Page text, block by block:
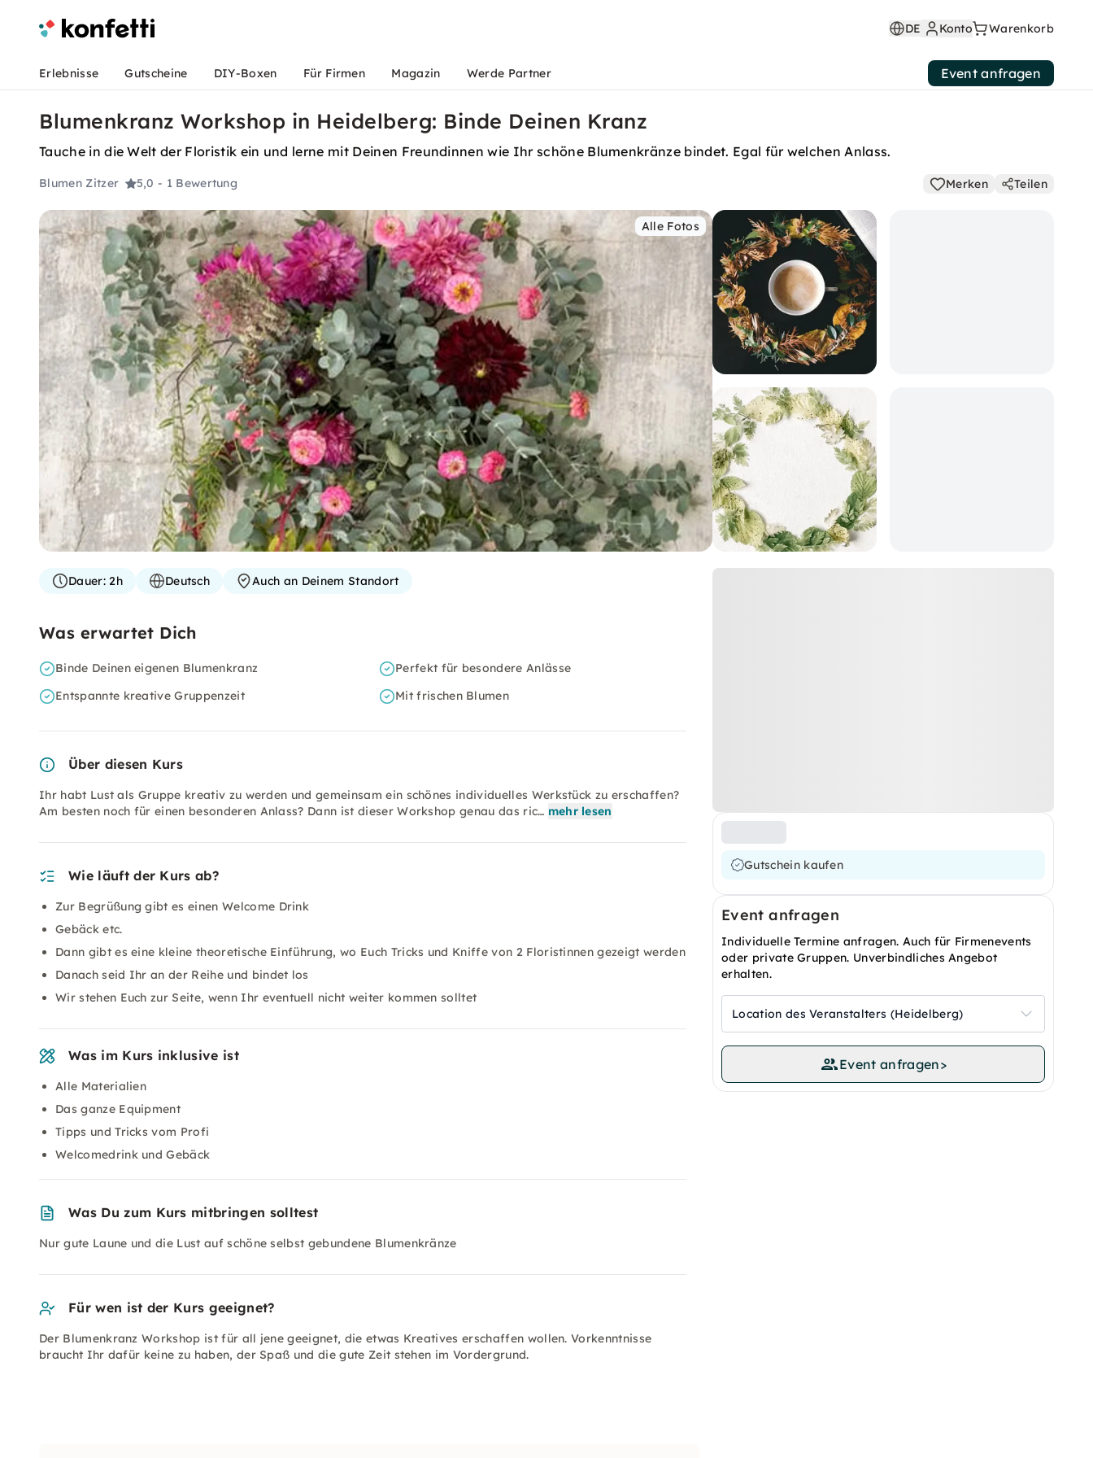
DE Konto Warenkorb
Erlebnisse Gutscheine DIY-Boxen Für Firmen Magazin Werde Partner Event anfragen
Blumenkranz Workshop in Heidelberg: Binde Deinen Kranz
Tauche in die Welt der Floristik ein und lerne mit Deinen Freundinnen wie Ihr schöne Blumenkränze bindet. Egal für welchen Anlass.
Blumen Zitzer 5,0 - 1 Bewertung Merken Teilen
Alle Fotos
Gutschein kaufen
Event anfragen
Individuelle Termine anfragen. Auch für Firmenevents
oder private Gruppen. Unverbindliches Angebot
erhalten.
Location des Veranstalters (Heidelberg)
Event anfragen>
Dauer:2h Deutsch Auch an Deinem Standort
Was erwartet Dich
Binde Deinen eigenen Blumenkranz
Perfekt für besondere Anlässe
Entspannte kreative Gruppenzeit
Mit frischen Blumen
Über diesen Kurs
Ihr habt Lust als Gruppe kreativ zu werden und gemeinsam ein schönes individuelles Werkstück zu erschaffen?
Am besten noch für einen besonderen Anlass? Dann ist dieser Workshop genau das ric… mehr lesen
Wie läuft der Kurs ab?
Zur Begrüßung gibt es einen Welcome Drink
Gebäck etc.
Dann gibt es eine kleine theoretische Einführung, wo Euch Tricks und Kniffe von 2 Floristinnen gezeigt werden
Danach seid Ihr an der Reihe und bindet los
Wir stehen Euch zur Seite, wenn Ihr eventuell nicht weiter kommen solltet
Was im Kurs inklusive ist
Alle Materialien
Das ganze Equipment
Tipps und Tricks vom Profi
Welcomedrink und Gebäck
Was Du zum Kurs mitbringen solltest
Nur gute Laune und die Lust auf schöne selbst gebundene Blumenkränze
Für wen ist der Kurs geeignet?
Der Blumenkranz Workshop ist für all jene geeignet, die etwas Kreatives erschaffen wollen. Vorkenntnisse
braucht Ihr dafür keine zu haben, der Spaß und die gute Zeit stehen im Vordergrund.